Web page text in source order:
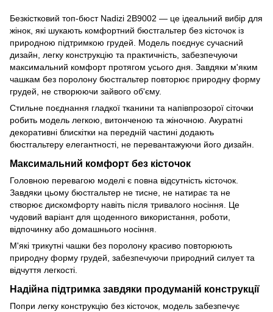
Безкістковий топ-бюст Nadizi 2B9002 — це ідеальний вибір для
жінок, які шукають комфортний бюстгальтер без кісточок із
природною підтримкою грудей. Модель поєднує сучасний
дизайн, легку конструкцію та практичність, забезпечуючи
максимальний комфорт протягом усього дня. Завдяки м'яким
чашкам без поролону бюстгальтер повторює природну форму
грудей, не створюючи зайвого об'єму.
Стильне поєднання гладкої тканини та напівпрозорої сіточки
робить модель легкою, витонченою та жіночною. Акуратні
декоративні блискітки на передній частині додають
бюстгальтеру елегантності, не перевантажуючи його дизайн.
Максимальний комфорт без кісточок
Головною перевагою моделі є повна відсутність кісточок.
Завдяки цьому бюстгальтер не тисне, не натирає та не
створює дискомфорту навіть після тривалого носіння. Це
чудовий варіант для щоденного використання, роботи,
відпочинку або домашнього носіння.
М'які трикутні чашки без поролону красиво повторюють
природну форму грудей, забезпечуючи природний силует та
відчуття легкості.
Надійна підтримка завдяки продуманій конструкції
Попри легку конструкцію без кісточок, модель забезпечує